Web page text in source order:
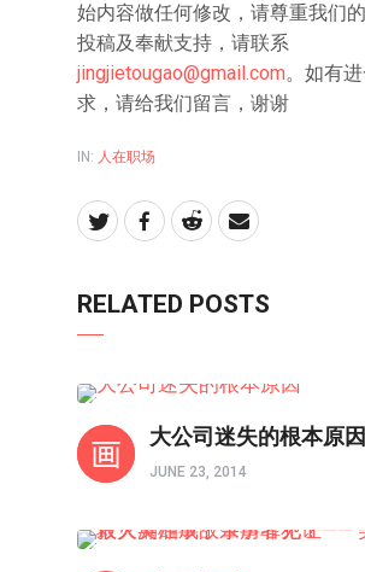
始内容做任何修改，请尊重我们的
投稿及奉献支持，请联系
jingjietougao@gmail.com。如有
求，请给我们留言，谢谢
IN: 人在职场
RELATED POSTS
大公司迷失的根本原因
JUNE 23, 2014